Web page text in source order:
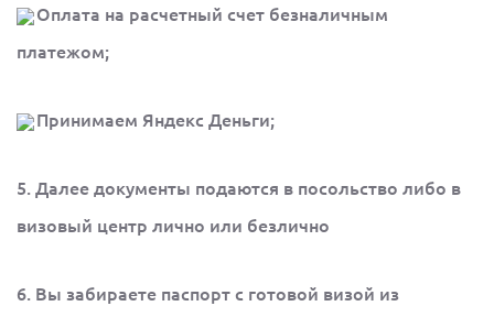
Оплата на расчетный счет безналичным
платежом;
Принимаем Яндекс Деньги;
5. Далее документы подаются в посольство либо в
визовый центр лично или безлично
6. Вы забираете паспорт с готовой визой из